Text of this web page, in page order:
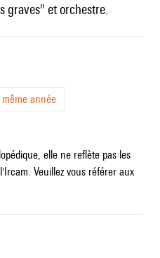
graves" et orchestre.
même année
elle ne reflète pas les
Veuillez vous référer aux